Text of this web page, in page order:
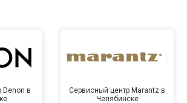
Denon в
Сервисный центр Marantz в
Челябинске